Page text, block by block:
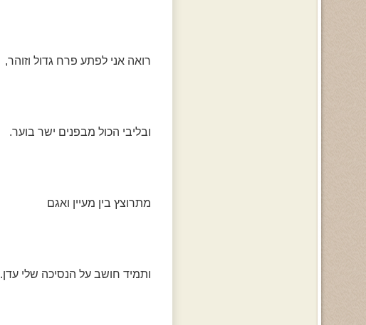
רואה אני לפתע פרח גדול וזוהר,
ובליבי הכול מבפנים ישר בוער.
מתרוצץ בין מעיין ואגם
ותמיד חושב על הנסיכה שלי עדן.